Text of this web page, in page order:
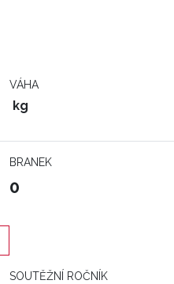
VÁHA
kg
BRANEK
0
SOUTĚŽNÍ ROČNÍK